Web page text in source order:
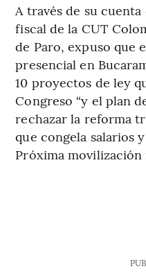
A través de su
fiscal de la CUT
de Paro, expuso que
presencial en
10 proyectos de ley
Congreso “y el plan
rechazar la reforma
que congela salarios
Próxima movilización